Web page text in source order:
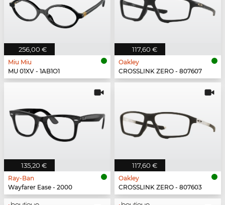
256,00 €
Miu Miu
MU 01XV - 1AB1O1
117,60 €
Oakley
CROSSLINK ZERO - 807607
135,20 €
Ray-Ban
Wayfarer Ease - 2000
117,60 €
Oakley
CROSSLINK ZERO - 807603